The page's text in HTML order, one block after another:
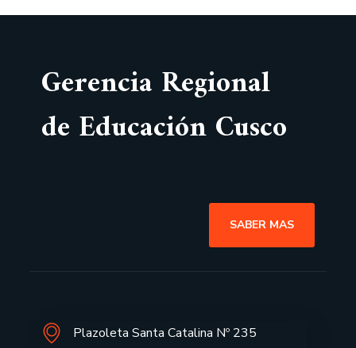
Gerencia Regional
de Educación Cusco
SABER MAS
Plazoleta Santa Catalina Nº 235